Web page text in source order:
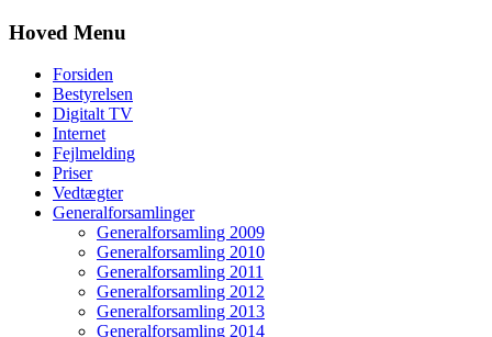
Hoved Menu
Forsiden
Bestyrelsen
Digitalt TV
Internet
Fejlmelding
Priser
Vedtægter
Generalforsamlinger
Generalforsamling 2009
Generalforsamling 2010
Generalforsamling 2011
Generalforsamling 2012
Generalforsamling 2013
Generalforsamling 2014